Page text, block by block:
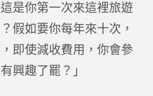
是你第一次來這裡旅遊
假如要你每年來十次，
即使減收費用，你會參
興趣了罷？」